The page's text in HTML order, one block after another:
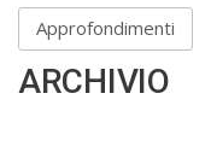
Approfondimenti
ARCHIVIO